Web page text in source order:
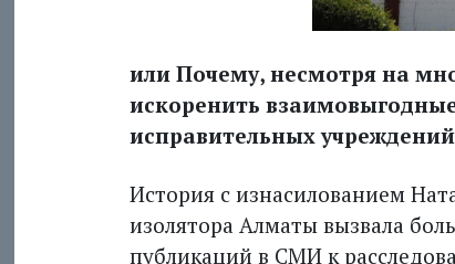
или Почему, несмотря на
искоренить
исправительных
История с изнасилованием
изолятора Алматы вызвала
публикаций в СМИ к